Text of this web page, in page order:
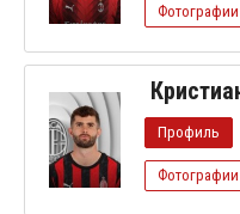
Фотографии
Профиль
Фотографии